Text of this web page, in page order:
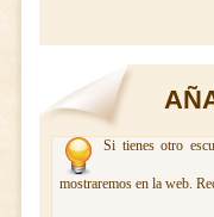
Si tienes otro
mostraremos en la web.